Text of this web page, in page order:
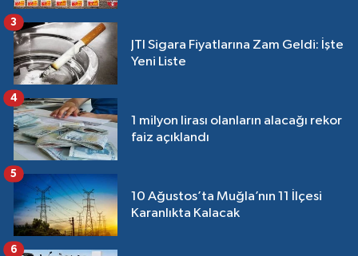
JTI Sigara Fiyatlarına Zam Geldi: İşte
Yeni Liste
3
1 milyon lirası olanların alacağı rekor
faiz açıklandı
4
10 Ağustos’ta Muğla’nın 11 İlçesi
Karanlıkta Kalacak
5
6